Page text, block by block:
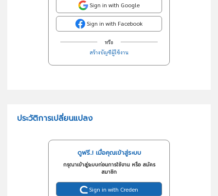
Sign in with Google
Sign in with Facebook
หรือ
สร้างบัญชีผู้ใช้งาน
ประวัติการเปลี่ยนแปลง
ดูฟรี..! เมื่อคุณเข้าสู่ระบบ
กรุณาเข้าสู่ระบบก่อนการใช้งาน หรือ สมัคร
สมาชิก
Sign in with Creden